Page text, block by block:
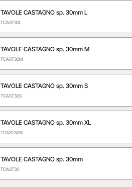
TAVOLE CASTAGNO sp. 30mm L
TCAST30L
TAVOLE CASTAGNO sp. 30mm M
TCAST30M
TAVOLE CASTAGNO sp. 30mm S
TCAST30S
TAVOLE CASTAGNO sp. 30mm XL
TCAST30XL
TAVOLE CASTAGNO sp. 30mm
TCAST30